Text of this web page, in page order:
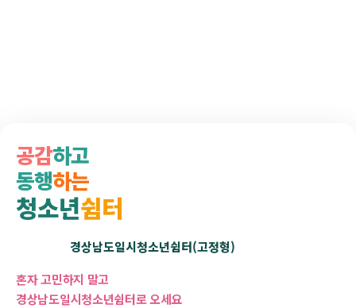
공감하고
동행하는
청소년쉼터
경상남도일시청소년쉼터(고정형)
혼자 고민하지 말고
경상남도일시청소년쉼터로 오세요